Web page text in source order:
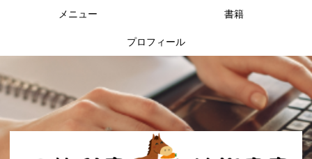
メニュー 書籍
プロフィール